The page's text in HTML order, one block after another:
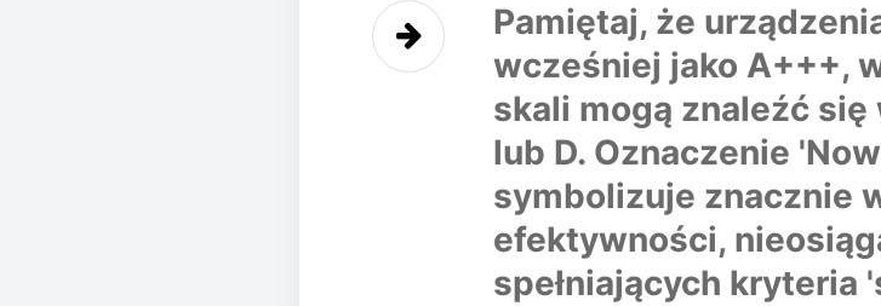
Pamiętaj, że
wcześniej jako A+++,
skali mogą znaleźć się
lub D. Oznaczenie
symbolizuje znacznie
efektywności,
spełniających kryteria